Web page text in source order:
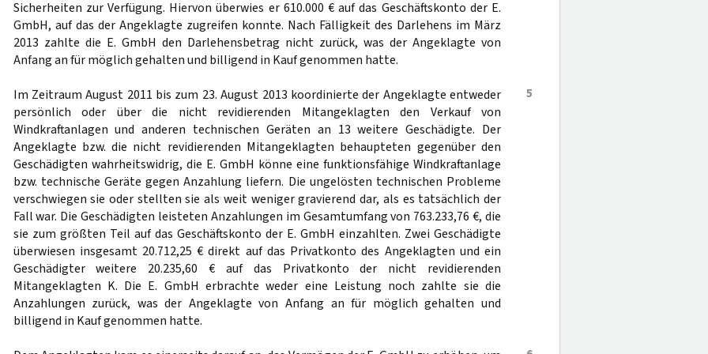
Sicherheiten zur Verfügung. Hiervon überwies er 610.000 € auf das Geschäftskonto der E.
GmbH, auf das der Angeklagte zugreifen konnte. Nach Fälligkeit des Darlehens im März
2013 zahlte die E. GmbH den Darlehensbetrag nicht zurück, was der Angeklagte von
Anfang an für möglich gehalten und billigend in Kauf genommen hatte.
5
Im Zeitraum August 2011 bis zum 23. August 2013 koordinierte der Angeklagte entweder
persönlich oder über die nicht revidierenden Mitangeklagten den Verkauf von
Windkraftanlagen und anderen technischen Geräten an 13 weitere Geschädigte. Der
Angeklagte bzw. die nicht revidierenden Mitangeklagten behaupteten gegenüber den
Geschädigten wahrheitswidrig, die E. GmbH könne eine funktionsfähige Windkraftanlage
bzw. technische Geräte gegen Anzahlung liefern. Die ungelösten technischen Probleme
verschwiegen sie oder stellten sie als weit weniger gravierend dar, als es tatsächlich der
Fall war. Die Geschädigten leisteten Anzahlungen im Gesamtumfang von 763.233,76 €, die
sie zum größten Teil auf das Geschäftskonto der E. GmbH einzahlten. Zwei Geschädigte
überwiesen insgesamt 20.712,25 € direkt auf das Privatkonto des Angeklagten und ein
Geschädigter weitere 20.235,60 € auf das Privatkonto der nicht revidierenden
Mitangeklagten K. Die E. GmbH erbrachte weder eine Leistung noch zahlte sie die
Anzahlungen zurück, was der Angeklagte von Anfang an für möglich gehalten und
billigend in Kauf genommen hatte.